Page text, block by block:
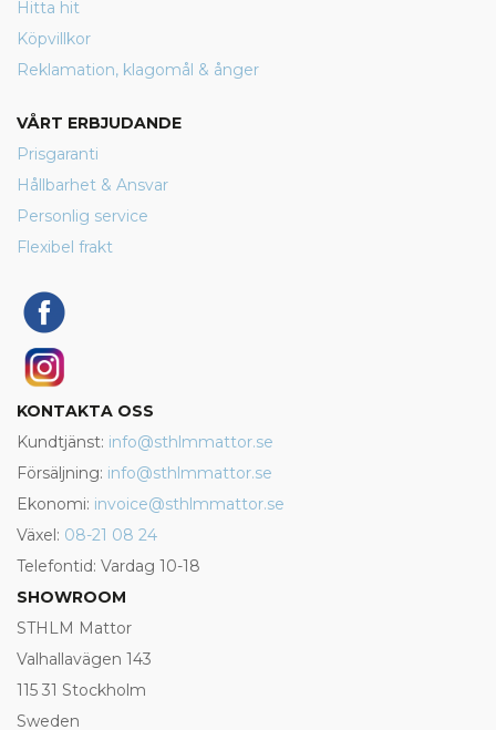
Hitta hit
Köpvillkor
Reklamation, klagomål & ånger
VÅRT ERBJUDANDE
Prisgaranti
Hållbarhet & Ansvar
Personlig service
Flexibel frakt
KONTAKTA OSS
Kundtjänst: info@sthlmmattor.se
Försäljning: info@sthlmmattor.se
Ekonomi: invoice@sthlmmattor.se
Växel: 08-21 08 24
Telefontid: Vardag 10-18
SHOWROOM
STHLM Mattor
Valhallavägen 143
115 31 Stockholm
Sweden